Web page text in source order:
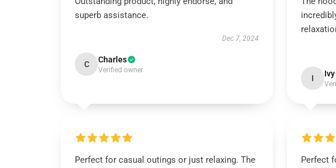
superb assistance.
Dec 7, 2024
C Charles
Verified owner
I Ivy
Perfect for casual outings or just relaxing. The
Perfect